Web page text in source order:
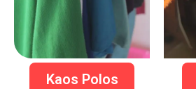
Kaos Polos